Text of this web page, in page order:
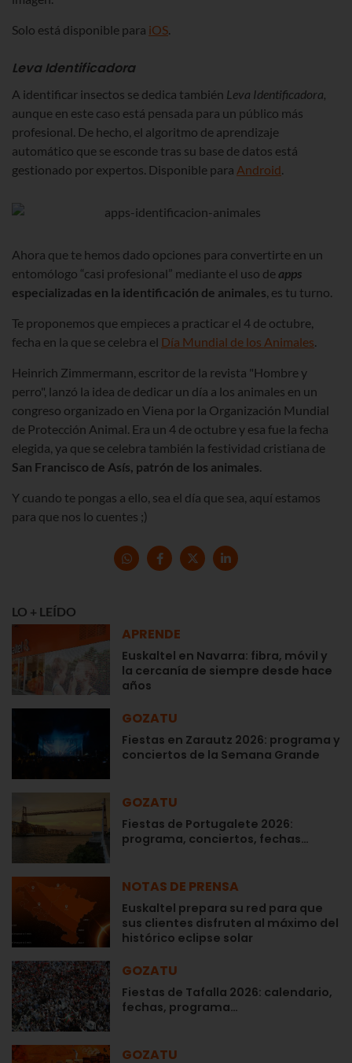
Solo está disponible para iOS.
Leva Identificadora
A identificar insectos se dedica también Leva Identificadora,
aunque en este caso está pensada para un público más
profesional. De hecho, el algoritmo de aprendizaje
automático que se esconde tras su base de datos está
gestionado por expertos. Disponible para Android.
Ahora que te hemos dado opciones para convertirte en un
entomólogo “casi profesional” mediante el uso deapps
especializadas en la identificación de animales, es tu turno.
Te proponemos que empieces a practicar el 4 de octubre,
fecha en la que se celebra el Día Mundial de los Animales.
Heinrich Zimmermann, escritor de la revista "Hombre y
perro", lanzó la idea de dedicar un día a los animales en un
congreso organizado en Viena por la Organización Mundial
de Protección Animal. Era un 4 de octubre y esa fue la fecha
elegida, ya que se celebra también la festividad cristiana de
San Francisco de Asís, patrón de los animales.
Y cuando te pongas a ello, sea el día que sea, aquí estamos
para que nos lo cuentes ;)
LO + LEÍDO
APRENDE
Euskaltel en Navarra: fibra, móvil y
la cercanía de siempre desde hace
años
GOZATU
Fiestas en Zarautz 2026: programa y
conciertos de la Semana Grande
GOZATU
Fiestas de Portugalete 2026:
programa, conciertos, fechas…
NOTAS DE PRENSA
Euskaltel prepara su red para que
sus clientes disfruten al máximo del
histórico eclipse solar
GOZATU
Fiestas de Tafalla 2026: calendario,
fechas, programa…
GOZATU